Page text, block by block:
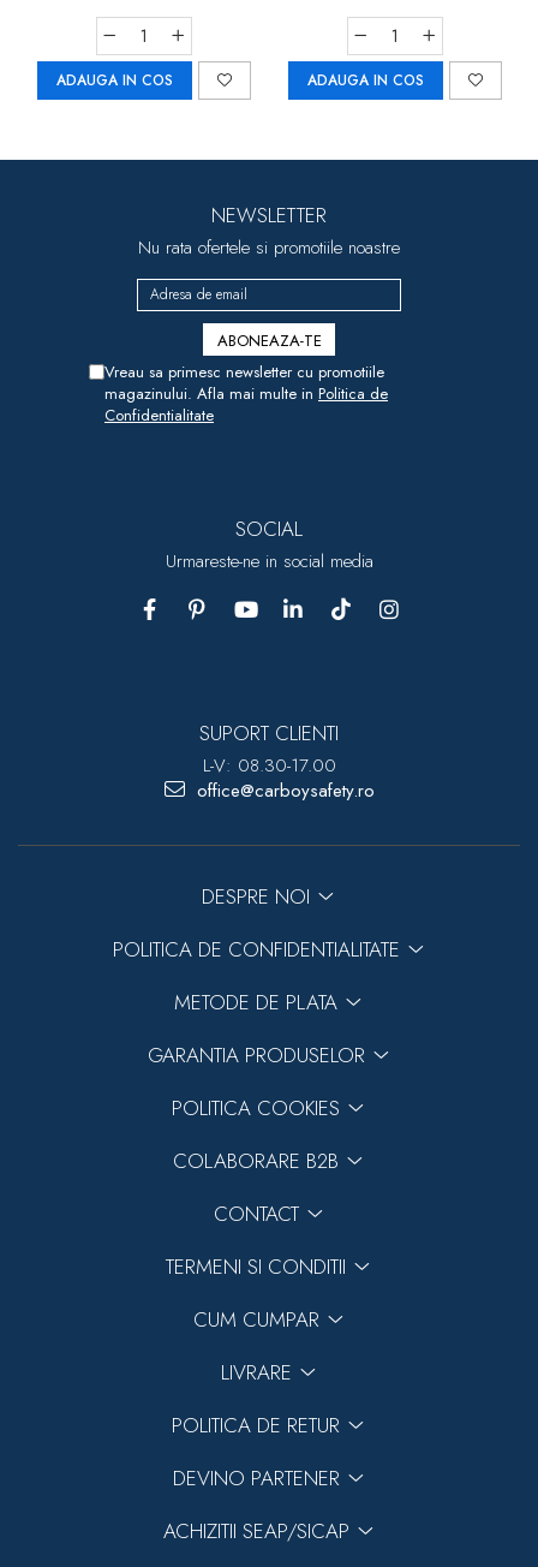
ADAUGA IN COS ADAUGA IN COS
NEWSLETTER
Nu rata ofertele si promotiile noastre
Vreau sa primesc newsletter cu promotiile
magazinului. Afla mai multe in Politica de
Confidentialitate
SOCIAL
Urmareste-ne in social media
SUPORT CLIENTI
L-V: 08.30-17.00
office@carboysafety.ro
DESPRE NOI
POLITICA DE CONFIDENTIALITATE
METODE DE PLATA
GARANTIA PRODUSELOR
POLITICA COOKIES
COLABORARE B2B
CONTACT
TERMENI SI CONDITII
CUM CUMPAR
LIVRARE
POLITICA DE RETUR
DEVINO PARTENER
ACHIZITII SEAP/SICAP